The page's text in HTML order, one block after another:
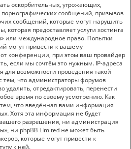
оскорбительных, угрожающих,
сообщений, призывов
сообщений, которые могут нарушить
которая предоставляет услуги хостинга
или международное право. Попытки
могут привести к вашему
конференции, при этом ваш провайдер
если мы сочтём это нужным. IP-адреса
для возможности проведения такой
тем, что администраторы форумов
отредактировать, перенести
время по своему усмотрению. Как
тем, что введённая вами информация
Хотя эта информация не будет
разрешения, ни администрация
ни phpBB Limited не может быть
которые могут привести к
к ней.